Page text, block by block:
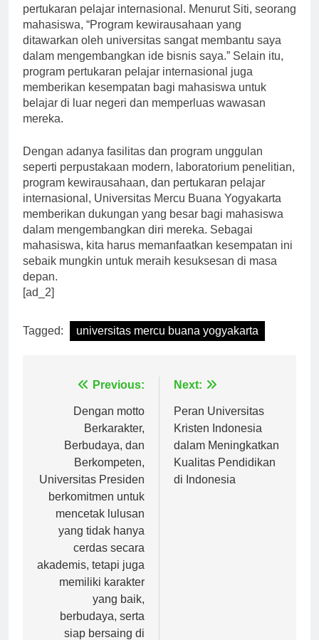
pertukaran pelajar internasional. Menurut Siti, seorang
mahasiswa, “Program kewirausahaan yang
ditawarkan oleh universitas sangat membantu saya
dalam mengembangkan ide bisnis saya.” Selain itu,
program pertukaran pelajar internasional juga
memberikan kesempatan bagi mahasiswa untuk
belajar di luar negeri dan memperluas wawasan
mereka.
Dengan adanya fasilitas dan program unggulan
seperti perpustakaan modern, laboratorium penelitian,
program kewirausahaan, dan pertukaran pelajar
internasional, Universitas Mercu Buana Yogyakarta
memberikan dukungan yang besar bagi mahasiswa
dalam mengembangkan diri mereka. Sebagai
mahasiswa, kita harus memanfaatkan kesempatan ini
sebaik mungkin untuk meraih kesuksesan di masa
depan.
[ad_2]
Tagged: universitas mercu buana yogyakarta
NavigasiPrevious:
Dengan motto
Berkarakter,
Berbudaya, dan
Berkompeten,
Universitas Presiden
berkomitmen untuk
mencetak lulusan
yang tidak hanya
cerdas secara
akademis, tetapi juga
memiliki karakter
yang baik,
berbudaya, serta
siap bersaing di
Next:
Peran Universitas
Kristen Indonesia
dalam Meningkatkan
Kualitas Pendidikan
di Indonesia